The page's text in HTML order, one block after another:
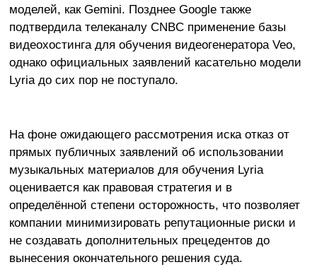
моделей, как Gemini. Позднее Google также
подтвердила телеканалу CNBC применение базы
видеохостинга для обучения видеогенератора Veo,
однако официальных заявлений касательно модели
Lyria до сих пор не поступало.
На фоне ожидающего рассмотрения иска отказ от
прямых публичных заявлений об использовании
музыкальных материалов для обучения Lyria
оценивается как правовая стратегия и в
определённой степени осторожность, что позволяет
компании минимизировать репутационные риски и
не создавать дополнительных прецедентов до
вынесения окончательного решения суда.